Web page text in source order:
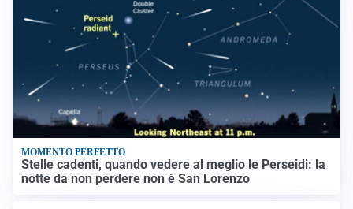
MOMENTO PERFETTO
Stelle cadenti, quando vedere al meglio le Perseidi: la
notte da non perdere non è San Lorenzo